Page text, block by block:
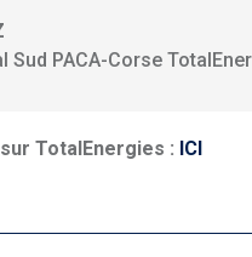
Sud PACA-Corse
TotalEnergies : ICI